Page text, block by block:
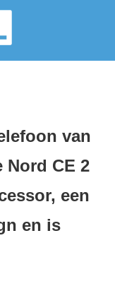
van
Nord CE 2
een
en is